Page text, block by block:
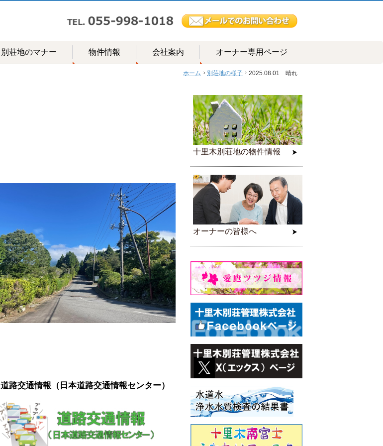
別荘地のマナー 物件情報 会社案内 オーナー専用ページ
ホーム 別荘地の様子 2025.08.01 晴れ
道路交通情報（日本道路交通情報センター）
十里木別荘地の物件情報
オーナーの皆様へ